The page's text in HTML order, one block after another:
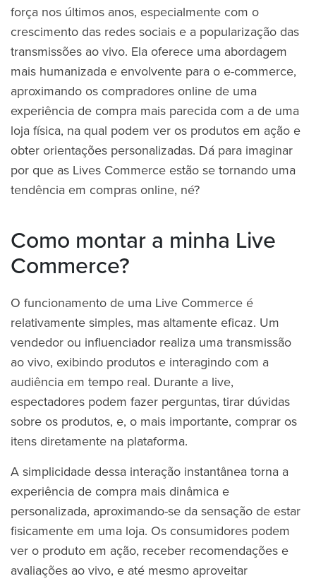
força nos últimos anos, especialmente com o
crescimento das redes sociais e a popularização das
transmissões ao vivo. Ela oferece uma abordagem
mais humanizada e envolvente para o e-commerce,
aproximando os compradores online de uma
experiência de compra mais parecida com a de uma
loja física, na qual podem ver os produtos em ação e
obter orientações personalizadas. Dá para imaginar
por que as Lives Commerce estão se tornando uma
tendência em compras online, né?
Como montar a minha Live
Commerce?
O funcionamento de uma Live Commerce é
relativamente simples, mas altamente eficaz. Um
vendedor ou influenciador realiza uma transmissão
ao vivo, exibindo produtos e interagindo com a
audiência em tempo real. Durante a live,
espectadores podem fazer perguntas, tirar dúvidas
sobre os produtos, e, o mais importante, comprar os
itens diretamente na plataforma.
A simplicidade dessa interação instantânea torna a
experiência de compra mais dinâmica e
personalizada, aproximando-se da sensação de estar
fisicamente em uma loja. Os consumidores podem
ver o produto em ação, receber recomendações e
avaliações ao vivo, e até mesmo aproveitar